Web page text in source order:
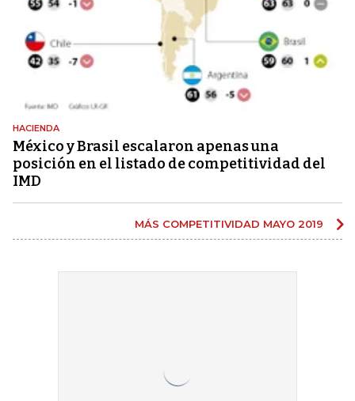
HACIENDA
México y Brasil escalaron apenas una
posición en el listado de competitividad del
IMD
MÁS COMPETITIVIDAD MAYO 2019